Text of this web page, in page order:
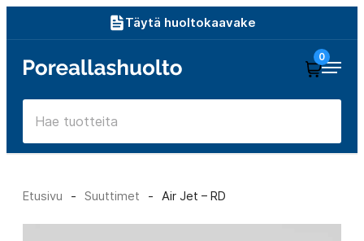
sisältöön
Täytä huoltokaavake
Poreallashuolto
0
Etusivu - Suuttimet - Air Jet – RD